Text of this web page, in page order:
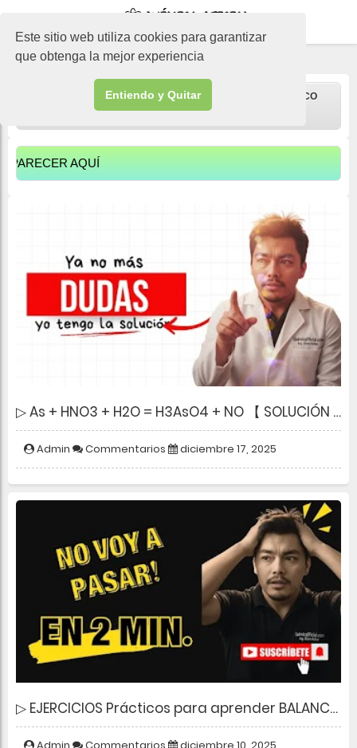
Este sitio web utiliza cookies para garantizar
que obtenga la mejor experiencia
Entiendo y Quitar
¿NO ENTIENDES ALGUNA TAREA? ENVIALO Y TE LO EXPLICO
AQUÍ
▷ As + HNO3 + H2O = H3AsO4 + NO 【 SOLUCIÓN POR EL MÉTODO REDOX 】
Admin Commentarios diciembre 17, 2025
▷ EJERCICIOS Prácticos para aprender BALANCE DE ELECTRONES